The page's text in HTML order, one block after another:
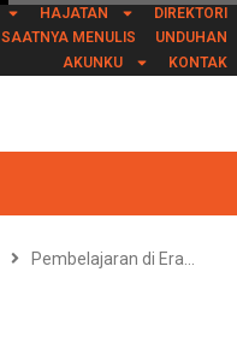
HAJATAN
DIREKTORI
SAATNYA MENULIS
UNDUHAN
AKUNKU
KONTAK
Pembelajaran di Era…